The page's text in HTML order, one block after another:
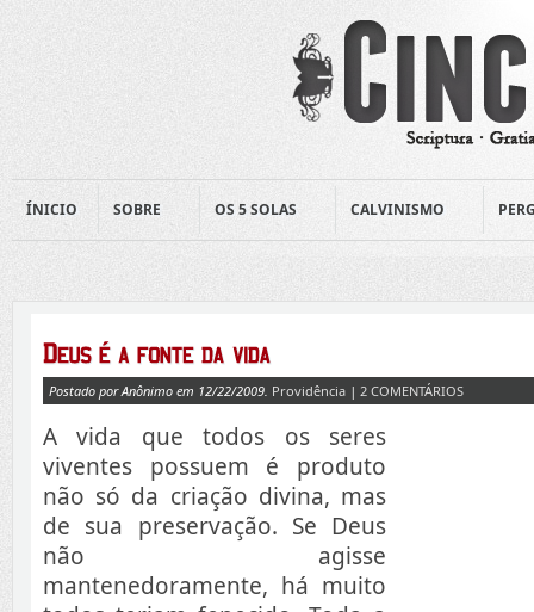
ÍNICIO SOBRE OS 5 SOLAS CALVINISMO
Postado por Anônimo em 12/22/2009. Providência | 2 COMENTÁRIOS
A vida que todos os seres
viventes possuem é produto
não só da criação divina, mas
de sua preservação. Se Deus
não agisse
mantenedoramente, há muito